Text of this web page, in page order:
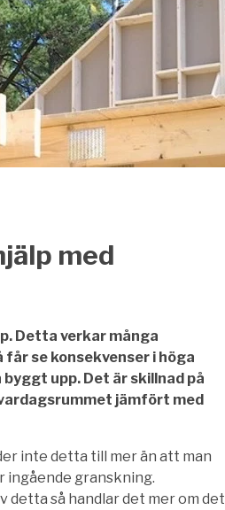
med
Detta verkar många
se konsekvenser i höga
upp. Det är skillnad på
jämfört med
inte detta till mer än att man
ingående granskning.
detta så handlar det mer om det